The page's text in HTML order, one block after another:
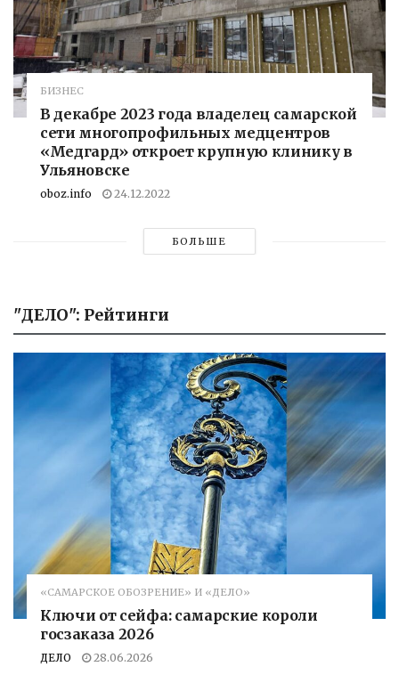
БИЗНЕС
В декабре 2023 года владелец самарской
сети многопрофильных медцентров
«Медгард» откроет крупную клинику в
Ульяновске
oboz.info 24.12.2022
БОЛЬШЕ
"ДЕЛО": Рейтинги
«САМАРСКОЕ ОБОЗРЕНИЕ» И «ДЕЛО»
Ключи от сейфа: самарские короли
госзаказа 2026
ДЕЛО 28.06.2026